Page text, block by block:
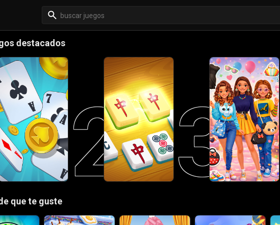
destacados
2 3
que te guste